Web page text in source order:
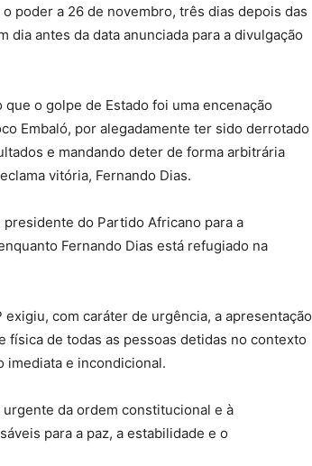
poder a 26 de novembro, três dias depois das
antes da data anunciada para a divulgação
o golpe de Estado foi uma encenação
Embaló, por alegadamente ter sido derrotado
e mandando deter de forma arbitrária
vitória, Fernando Dias.
do Partido Africano para a
Fernando Dias está refugiado na
exigiu, com caráter de urgência, a apresentação
física de todas as pessoas detidas no contexto
imediata e incondicional.
da ordem constitucional e à
para a paz, a estabilidade e o